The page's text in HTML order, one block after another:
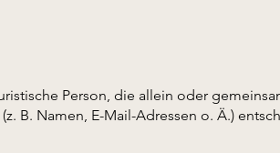
Person, die allein oder
B. Namen, E-Mail-Adressen o. Ä.)